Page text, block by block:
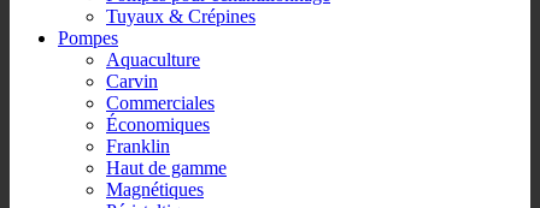
Tuyaux & Crépines
Pompes
Aquaculture
Carvin
Commerciales
Économiques
Franklin
Haut de gamme
Magnétiques